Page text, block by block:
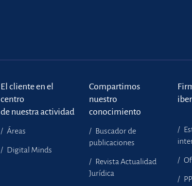
El cliente en el
centro
de nuestra actividad
Áreas
Digital Minds
Compartimos
nuestro
conocimiento
Buscador de
publicaciones
Revista Actualidad
Jurídica